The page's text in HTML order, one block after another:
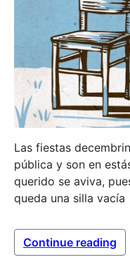
Las fiestas
pública y son en
querido se aviva,
queda una silla vacía
Continue reading